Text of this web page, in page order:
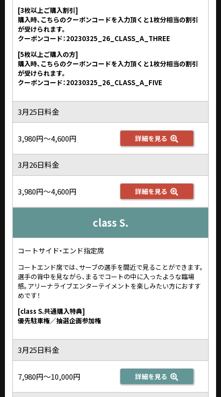
[3枚以上ご購入割引]
購入時、こちらのクーポンコードを入力頂くと1枚分相当の割引
が受けられます。
クーポンコード：20230325_26_CLASS_A_THREE
[5枚以上ご購入の方]
購入時、こちらのクーポンコードを入力頂くと1枚分相当の割引
が受けられます。
クーポンコード：20230325_26_CLASS_A_FIVE
3月25日料金
3,980円～4,600円 詳細を見る
3月26日料金
3,980円～4,600円 詳細を見る
class S.
コートサイド・エンド指定席
コートエンド席では、サーブの選手を間近で見ることができます。
選手の背中を見ながら、まるでコートの中に入ったような臨場
感。アリーナライブエンターテイメントを楽しみたい方におすす
めです！
[class S.共通購入特典]
優先駐車権／抽選企画参加権
3月25日料金
7,980円～10,000円 詳細を見る